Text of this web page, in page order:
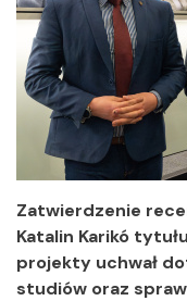
Zatwierdzenie
Katalin Karikó
projekty uchwał
studiów oraz